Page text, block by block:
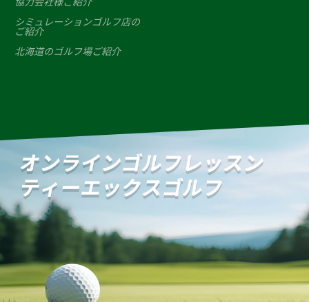
シミュレーションゴルフ店の
ご紹介
北海道のゴルフ場ご紹介